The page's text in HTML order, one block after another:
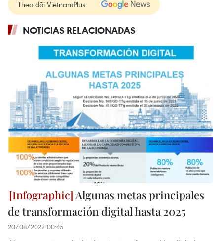
Theo dõi VietnamPlus
NOTICIAS RELACIONADAS
Algunas metas principales
de transformación digital hasta 2025
20/08/2022 00:45